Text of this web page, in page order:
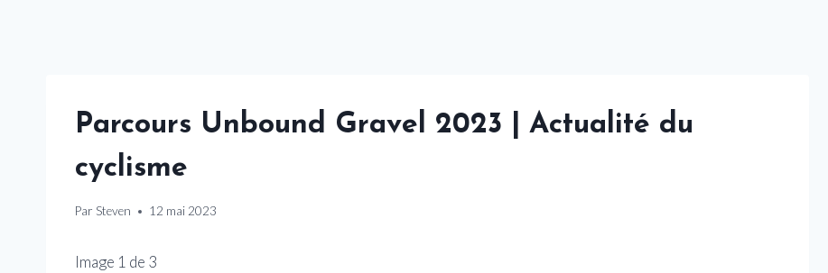
Parcours Unbound Gravel 2023 | Actualité du
cyclisme
Par Steven 12 mai 2023
Image 1 de 3